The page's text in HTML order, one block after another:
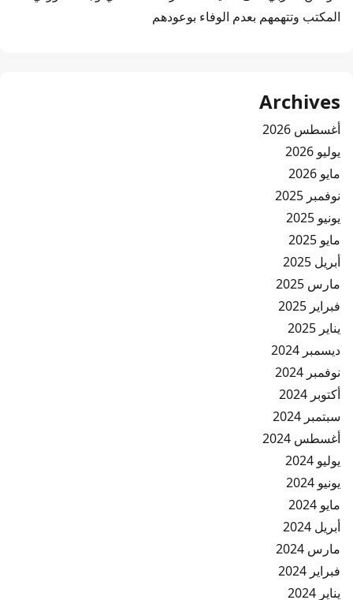
المكتب وتتهمهم بعدم الوفاء بوعودهم
Archives
أغسطس 2026
يوليو 2026
مايو 2026
نوفمبر 2025
يونيو 2025
مايو 2025
أبريل 2025
مارس 2025
فبراير 2025
يناير 2025
ديسمبر 2024
نوفمبر 2024
أكتوبر 2024
سبتمبر 2024
أغسطس 2024
يوليو 2024
يونيو 2024
مايو 2024
أبريل 2024
مارس 2024
فبراير 2024
يناير 2024